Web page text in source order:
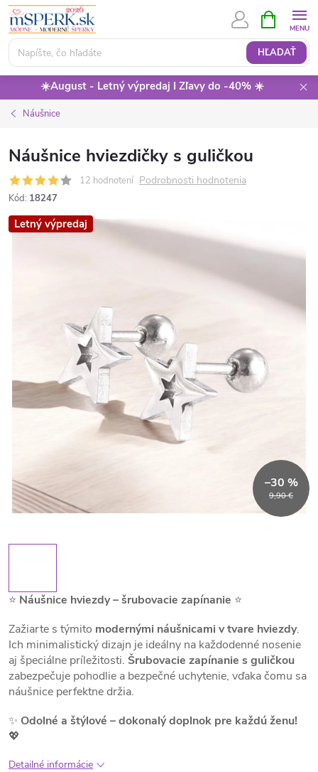
Prejsť
obsah
HĽADAŤ
KOŠÍK
☀️August - Letný výpredaj I Zľavy do -40% ☀️
Náušnice
Náušnice hviezdičky s guličkou
12 hodnotení Podrobnosti hodnotenia
Kód: 18247
Letný výpredaj
9,90 €
–30 %
⭐ Náušnice hviezdy – šrubovacie zapínanie ⭐
Zažiarte s týmito modernými náušnicami v tvare hviezdy.
Ich minimalistický dizajn je ideálny na každodenné nosenie
aj špeciálne príležitosti. Šrubovacie zapínanie s guličkou
zabezpečuje pohodlie a bezpečné uchytenie, vďaka čomu sa
náušnice perfektne držia.
✨ Odolné a štýlové – dokonalý doplnok pre každú ženu!
💖
Detailné informácie